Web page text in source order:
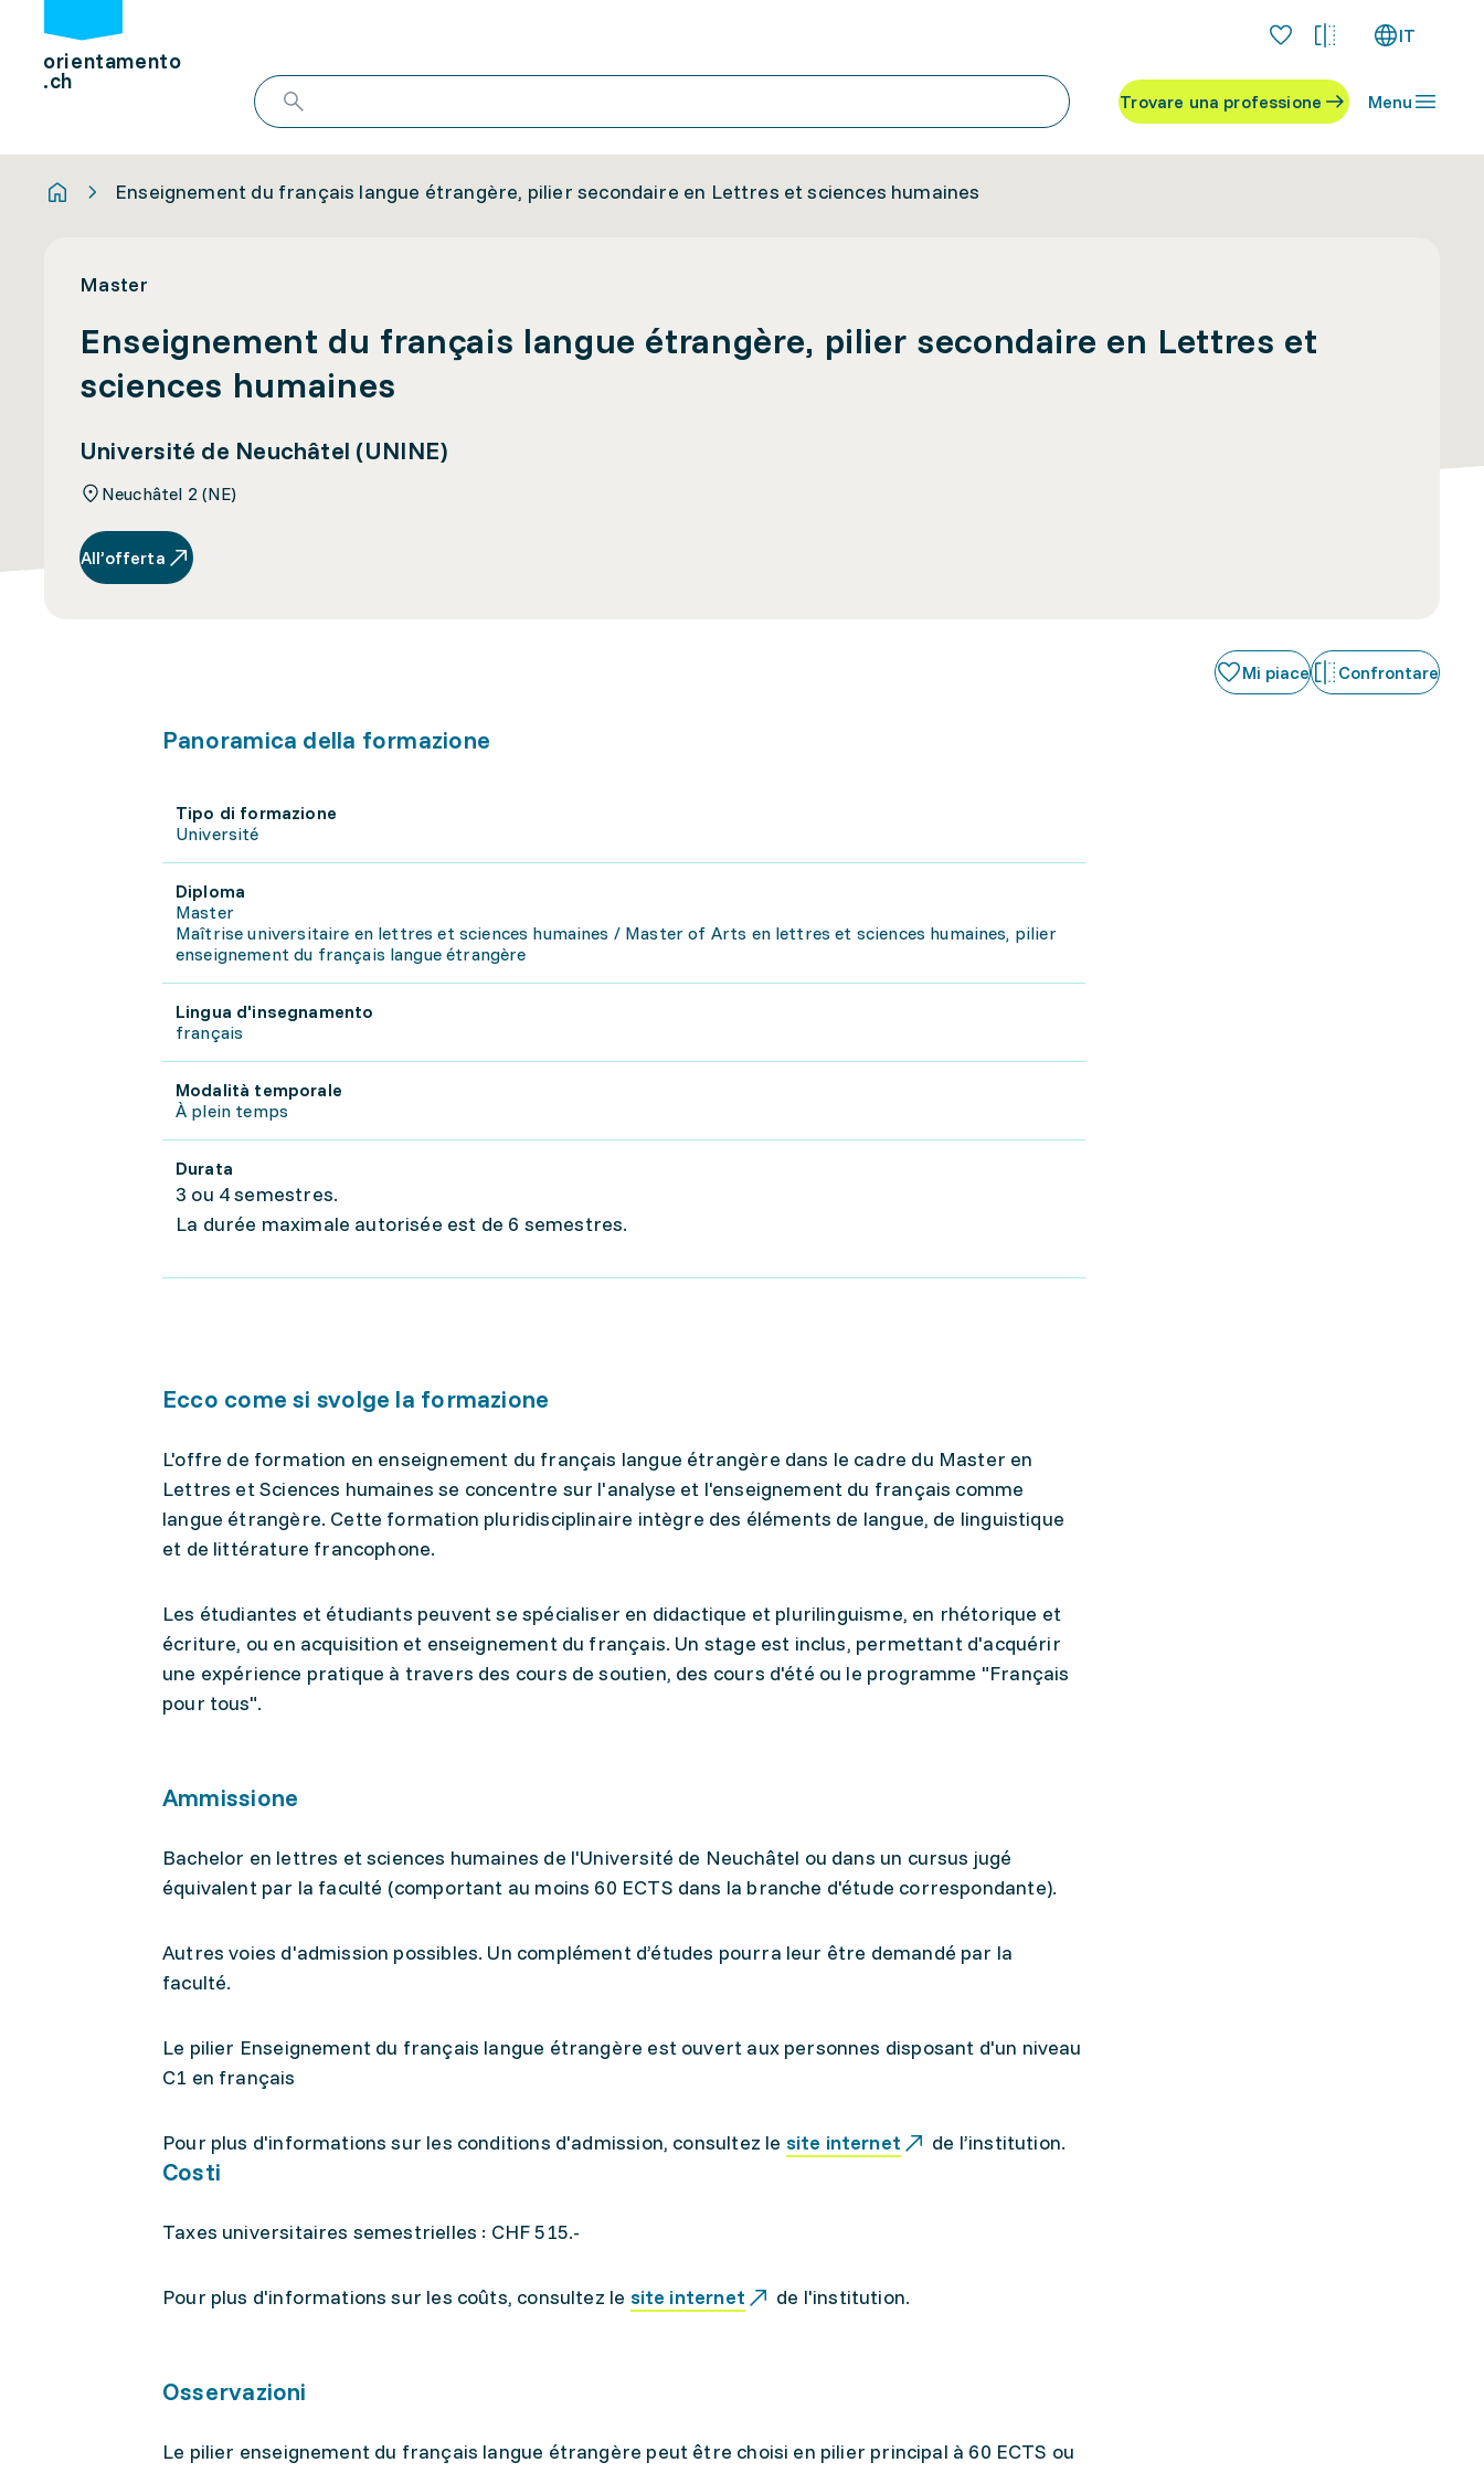
orientamento
.ch
IT
Trovare una professione Menu
Enseignement du français langue étrangère, pilier secondaire en Lettres et sciences humaines
Master
Enseignement du français langue étrangère, pilier secondaire en Lettres et
sciences humaines
Université de Neuchâtel (UNINE)
Neuchâtel 2 (NE)
All’offerta
Mi piace Confrontare
Panoramica della formazione
Tipo di formazione
Université
Diploma
Master
Maîtrise universitaire en lettres et sciences humaines / Master of Arts en lettres et sciences humaines, pilier
enseignement du français langue étrangère
Lingua d'insegnamento
français
Modalità temporale
À plein temps
Durata
3 ou 4 semestres.
La durée maximale autorisée est de 6 semestres.
Ecco come si svolge la formazione
L'offre de formation en enseignement du français langue étrangère dans le cadre du Master en
Lettres et Sciences humaines se concentre sur l'analyse et l'enseignement du français comme
langue étrangère. Cette formation pluridisciplinaire intègre des éléments de langue, de linguistique
et de littérature francophone.
Les étudiantes et étudiants peuvent se spécialiser en didactique et plurilinguisme, en rhétorique et
écriture, ou en acquisition et enseignement du français. Un stage est inclus, permettant d'acquérir
une expérience pratique à travers des cours de soutien, des cours d'été ou le programme "Français
pour tous".
Ammissione
Bachelor en lettres et sciences humaines de l'Université de Neuchâtel ou dans un cursus jugé
équivalent par la faculté (comportant au moins 60 ECTS dans la branche d'étude correspondante).
Autres voies d'admission possibles. Un complément d’études pourra leur être demandé par la
faculté.
Le pilier Enseignement du français langue étrangère est ouvert aux personnes disposant d'un niveau
C1 en français
Pour plus d'informations sur les conditions d'admission, consultez le site internet de l’institution.
Costi
Taxes universitaires semestrielles : CHF 515.-
Pour plus d'informations sur les coûts, consultez le site internet de l'institution.
Osservazioni
Le pilier enseignement du français langue étrangère peut être choisi en pilier principal à 60 ECTS ou